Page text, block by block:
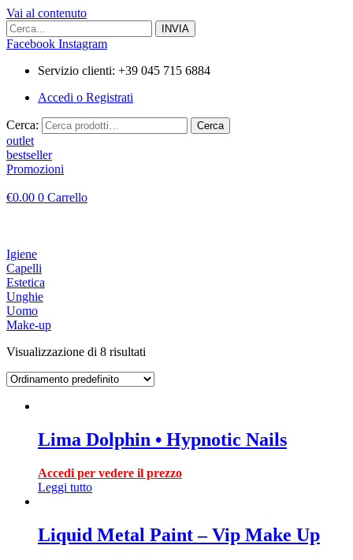
Vai al contenuto
Facebook Instagram
Servizio clienti: +39 045 715 6884
Accedi o Registrati
Cerca: Cerca
outlet
bestseller
Promozioni
€0.00 0 Carrello
Igiene
Capelli
Estetica
Unghie
Uomo
Make-up
Visualizzazione di 8 risultati
Lima Dolphin • Hypnotic Nails
Accedi per vedere il prezzo
Leggi tutto
Liquid Metal Paint – Vip Make Up